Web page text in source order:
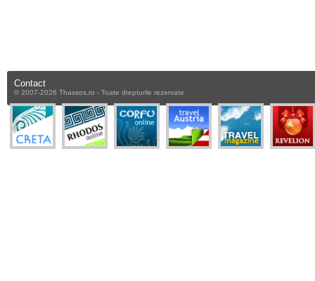
Contact
© 2007-2026 Thassos.ro - Toate drepturile rezervate